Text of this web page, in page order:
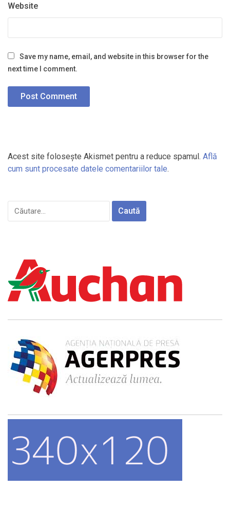
Website
Save my name, email, and website in this browser for the
next time I comment.
Acest site folosește Akismet pentru a reduce spamul. Află
cum sunt procesate datele comentariilor tale.
Caută